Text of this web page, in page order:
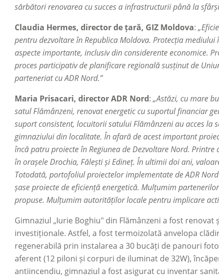
sărbători renovarea cu succes a infrastructurii până la
Claudia Hermes, director de țară, GIZ Moldova:
pentru dezvoltare în Republica Moldova. Protecția
aspecte importante, inclusiv din considerente economice.
proces participativ de planificare regională susținut de
parteneriat cu ADR Nord.”
Maria Prisacari, director ADR Nord: „Astăzi, cu mare
satul Flămânzeni, renovat energetic cu suportul financiar
suport consistent, locuitorii satului Flămânzeni au acces la
gimnaziului din localitate. În afară de acest important
încă patru proiecte în Regiunea de Dezvoltare Nord.
în orașele Drochia, Fălești și Edineț. În ultimii doi ani,
Totodată, portofoliul proiectelor implementate de ADR
șase proiecte de eficiență energetică. Mulțumim
propuse. Mulțumim autorităților locale pentru implicare
Gimnaziul „Iurie Boghiu" din Flămânzeni a fost
investiționale. Astfel, a fost termoizolată anvelopa
regenerabilă prin instalarea a 30 bucăți de panouri
aferent (12 piloni și corpuri de iluminat de 32W),
antiincendiu, gimnaziul a fost asigurat cu inventar